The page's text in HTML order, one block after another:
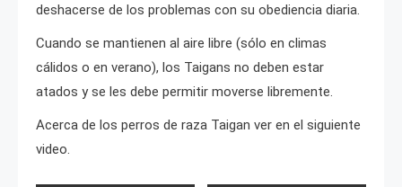
deshacerse de los problemas con su obediencia diaria.
Cuando se mantienen al aire libre (sólo en climas
cálidos o en verano), los Taigans no deben estar
atados y se les debe permitir moverse libremente.
Acerca de los perros de raza Taigan ver en el siguiente
video.